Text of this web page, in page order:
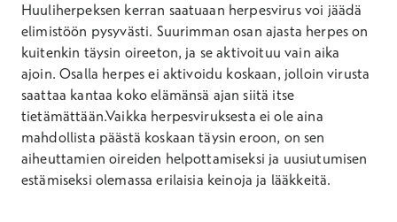
Huuliherpeksen kerran saatuaan herpesvirus voi jäädä
elimistöön pysyvästi. Suurimman osan ajasta herpes on
kuitenkin täysin oireeton, ja se aktivoituu vain aika
ajoin. Osalla herpes ei aktivoidu koskaan, jolloin virusta
saattaa kantaa koko elämänsä ajan siitä itse
tietämättään.Vaikka herpesviruksesta ei ole aina
mahdollista päästä koskaan täysin eroon, on sen
aiheuttamien oireiden helpottamiseksi ja uusiutumisen
estämiseksi olemassa erilaisia keinoja ja lääkkeitä.